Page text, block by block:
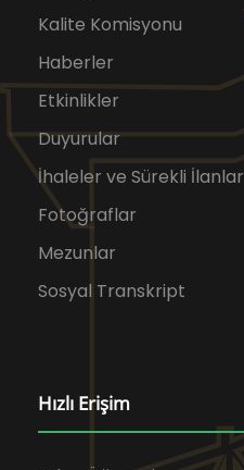
Kalite Komisyonu
Haberler
Etkinlikler
Duyurular
İhaleler ve Sürekli İlanlar
Fotoğraflar
Mezunlar
Sosyal Transkript
Hızlı Erişim